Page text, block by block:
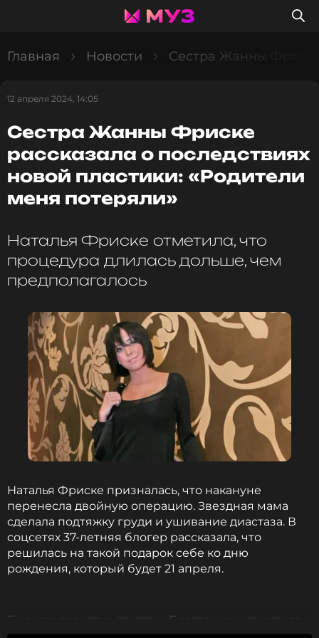
Главная Новости Сестра Жанны Фриске
12 апреля 2024, 14:05
Сестра Жанны Фриске
рассказала о последствиях
новой пластики: «Родители
меня потеряли»
Наталья Фриске отметила, что
процедура длилась дольше, чем
предполагалось
Наталья Фриске призналась, что накануне
перенесла двойную операцию. Звездная мама
сделала подтяжку груди и ушивание диастаза. В
соцсетях 37-летняя блогер рассказала, что
решилась на такой подарок себе ко дню
рождения, который будет 21 апреля.
Бывшая солистка группы «Блестящие» отметила,